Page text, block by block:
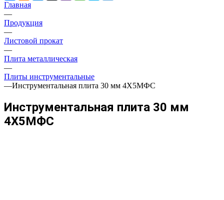
Главная
—
Продукция
—
Листовой прокат
—
Плита металлическая
—
Плиты инструментальные
—Инструментальная плита 30 мм 4Х5МФС
Инструментальная плита 30 мм
4Х5МФС